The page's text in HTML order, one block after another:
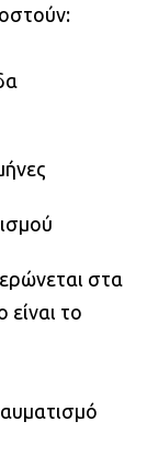
στα
το